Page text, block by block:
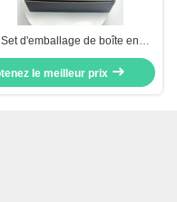
Set d'emballage de boîte en
ondulé personnalisable
comprend un courrier kraft
et une boîte cadeau
le meilleur prix